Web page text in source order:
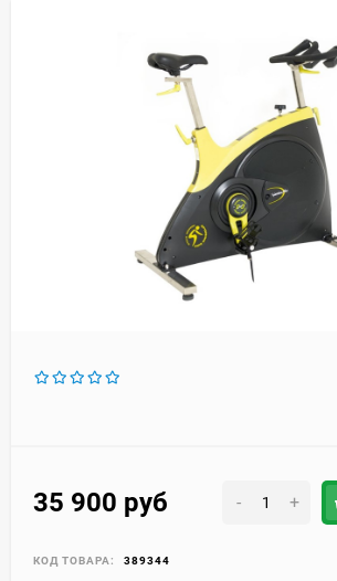
35 900 руб - +
КОД ТОВАРА: 389344